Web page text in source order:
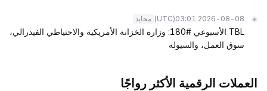
2026-08-08 03:01
(UTC) محايد
TBL الأسبوعي #180: وزارة الخزانة الأمريكية والاحتياطي الفيدرالي،
سوق العمل، والسيولة
العملات الرقمية الأكثر رواجًا